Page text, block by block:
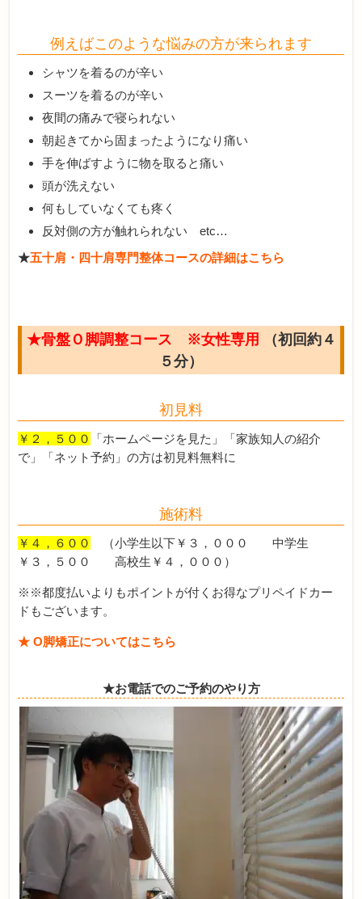
例えばこのような悩みの方が来られます
シャツを着るのが辛い
スーツを着るのが辛い
夜間の痛みで寝られない
朝起きてから固まったようになり痛い
手を伸ばすように物を取ると痛い
頭が洗えない
何もしていなくても疼く
反対側の方が触れられない etc…
★五十肩・四十肩専門整体コースの詳細はこちら
★骨盤Ｏ脚調整コース ※女性専用
（初回約４
５分）
初見料
￥２，５００
「ホームページを見た」「家族知人の紹介
で」「ネット予約」の方は初見料無料に
施術料
￥４，６００
（小学生以下￥３，０００ 中学生
￥３，５００ 高校生￥４，０００）
※※都度払いよりもポイントが付くお得なプリペイドカー
ドもございます。
★ O脚矯正についてはこちら
★お電話でのご予約のやり方